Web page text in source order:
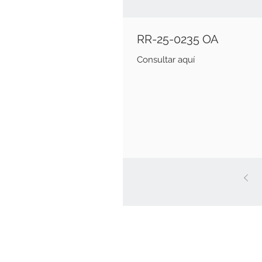
RR-25-0235 OA
Consultar aquí